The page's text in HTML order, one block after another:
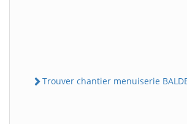
Trouver chantier menuiserie